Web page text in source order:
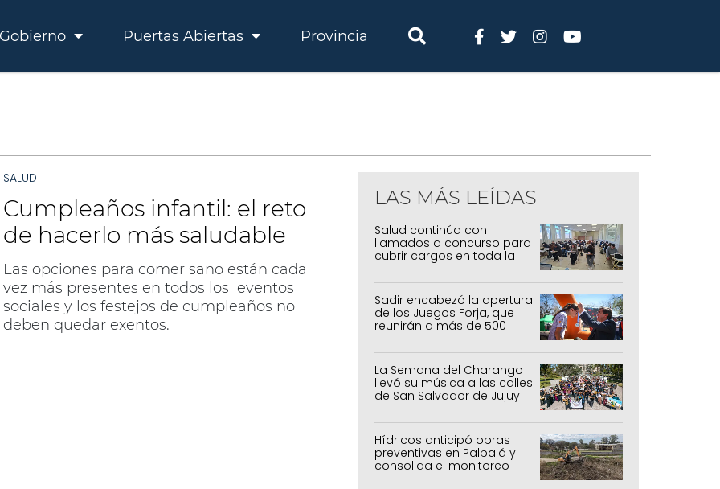
Gobierno Puertas Abiertas Provincia
SALUD
Cumpleaños infantil: el reto
de hacerlo más saludable
Las opciones para comer sano están cada
vez más presentes en todos los eventos
sociales y los festejos de cumpleaños no
deben quedar exentos.
LAS MÁS LEÍDAS
Salud continúa con
llamados a concurso para
cubrir cargos en toda la
Sadir encabezó la apertura
de los Juegos Forja, que
reunirán a más de 500
La Semana del Charango
llevó su música a las calles
de San Salvador de Jujuy
Hídricos anticipó obras
preventivas en Palpalá y
consolida el monitoreo